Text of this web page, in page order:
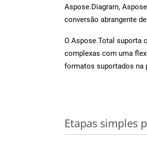
Aspose.Diagram,
conversão abrangente
O Aspose.Total suporta
complexas com uma
formatos suportados na
Etapas simples